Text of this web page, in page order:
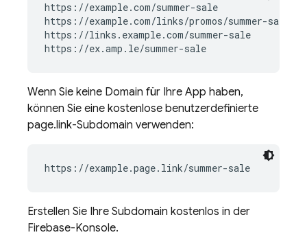
https://example.com/summer-sale
https://example.com/links/promos/summer-sale
https://links.example.com/summer-sale
Wenn Sie keine Domain für Ihre App haben,
können Sie eine kostenlose benutzerdefinierte
page.link-Subdomain verwenden:
https://example.page.link/summer-sale
Erstellen Sie Ihre Subdomain kostenlos in der
Firebase-Konsole.